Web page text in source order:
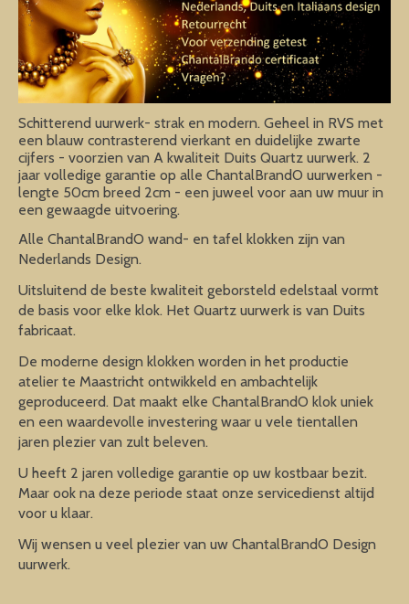
Schitterend uurwerk- strak en modern. Geheel in RVS met
een blauw contrasterend vierkant en duidelijke zwarte
cijfers - voorzien van A kwaliteit Duits Quartz uurwerk. 2
jaar volledige garantie op alle ChantalBrandO uurwerken -
lengte 50cm breed 2cm - een juweel voor aan uw muur in
een gewaagde uitvoering.
Alle ChantalBrandO wand- en tafel klokken zijn van
Nederlands Design.
Uitsluitend de beste kwaliteit geborsteld edelstaal vormt
de basis voor elke klok. Het Quartz uurwerk is van Duits
fabricaat.
De moderne design klokken worden in het productie
atelier te Maastricht ontwikkeld en ambachtelijk
geproduceerd. Dat maakt elke ChantalBrandO klok uniek
en een waardevolle investering waar u vele tientallen
jaren plezier van zult beleven.
U heeft 2 jaren volledige garantie op uw kostbaar bezit.
Maar ook na deze periode staat onze servicedienst altijd
voor u klaar.
Wij wensen u veel plezier van uw ChantalBrandO Design
uurwerk.